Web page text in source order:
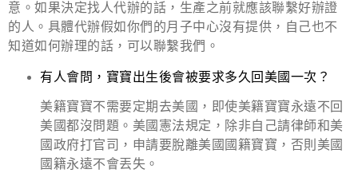
意。如果決定找人代辦的話，生產之前就應該聯繫好辦證
的人。具體代辦假如你們的月子中心沒有提供，自己也不
知道如何辦理的話，可以聯繫我們。
有人會問，寶寶出生後會被要求多久回美國一次？
美籍寶寶不需要定期去美國，即使美籍寶寶永遠不回
美國都沒問題。美國憲法規定，除非自己請律師和美
國政府打官司，申請要脫離美國國籍寶寶，否則美國
國籍永遠不會丟失。